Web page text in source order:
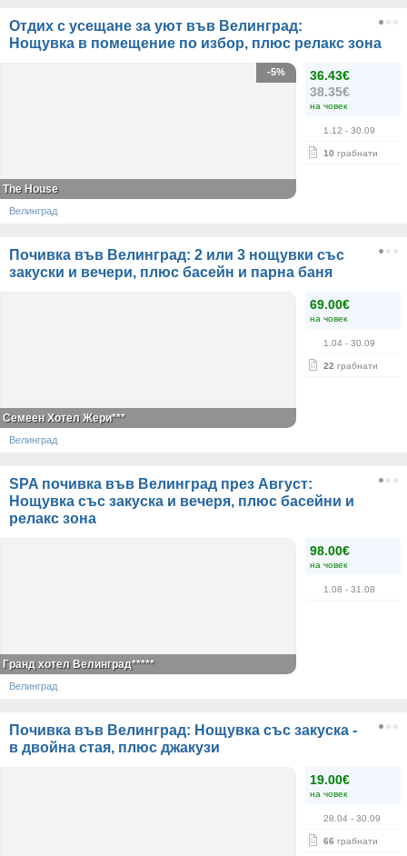
Отдих с усещане за уют във Велинград:
Нощувка в помещение по избор, плюс релакс зона
36.43€
38.35€
на човек
1.12 - 30.09
10 грабнати
-5%
The House
Велинград
Почивка във Велинград: 2 или 3 нощувки със
закуски и вечери, плюс басейн и парна баня
69.00€
на човек
1.04 - 30.09
22 грабнати
Семеен Хотел Жери***
Велинград
SPA почивка във Велинград през Август:
Нощувка със закуска и вечеря, плюс басейни и
релакс зона
98.00€
на човек
1.08 - 31.08
Гранд хотел Велинград*****
Велинград
Почивка във Велинград: Нощувка със закуска -
в двойна стая, плюс джакузи
19.00€
на човек
28.04 - 30.09
66 грабнати